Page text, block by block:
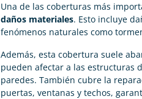
Una de las coberturas más
daños materiales. Esto incluye
fenómenos naturales como
Además, esta cobertura suele
pueden afectar a las estructuras
paredes. También cubre la
puertas, ventanas y techos,